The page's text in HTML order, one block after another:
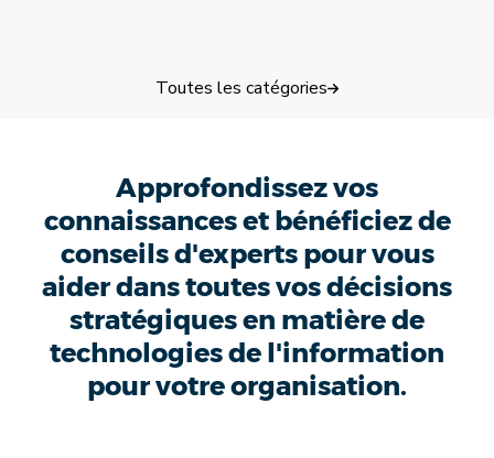
Toutes les catégories
Approfondissez vos
connaissances et bénéficiez de
conseils d'experts pour vous
aider dans toutes vos décisions
stratégiques en matière de
technologies de l'information
pour votre organisation.